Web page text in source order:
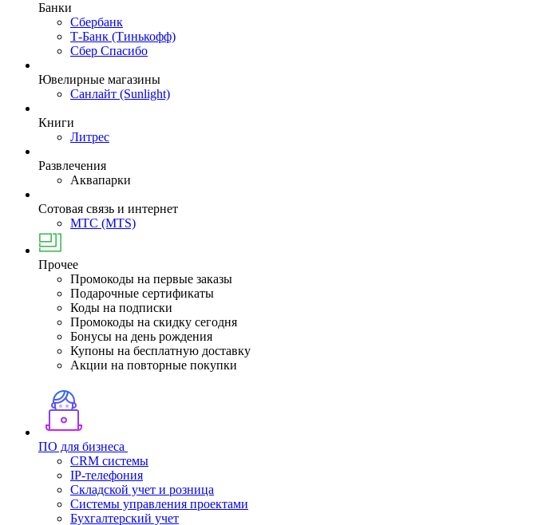
Банки
Сбербанк
Т-Банк (Тинькофф)
Сбер Спасибо
Ювелирные магазины
Санлайт (Sunlight)
Книги
Литрес
Развлечения
Аквапарки
Сотовая связь и интернет
МТС (MTS)
Прочее
Промокоды на первые заказы
Подарочные сертификаты
Коды на подписки
Промокоды на скидку сегодня
Бонусы на день рождения
Купоны на бесплатную доставку
Акции на повторные покупки
ПО для бизнеса
CRM системы
IP-телефония
Складской учет и розница
Системы управления проектами
Бухгалтерский учет